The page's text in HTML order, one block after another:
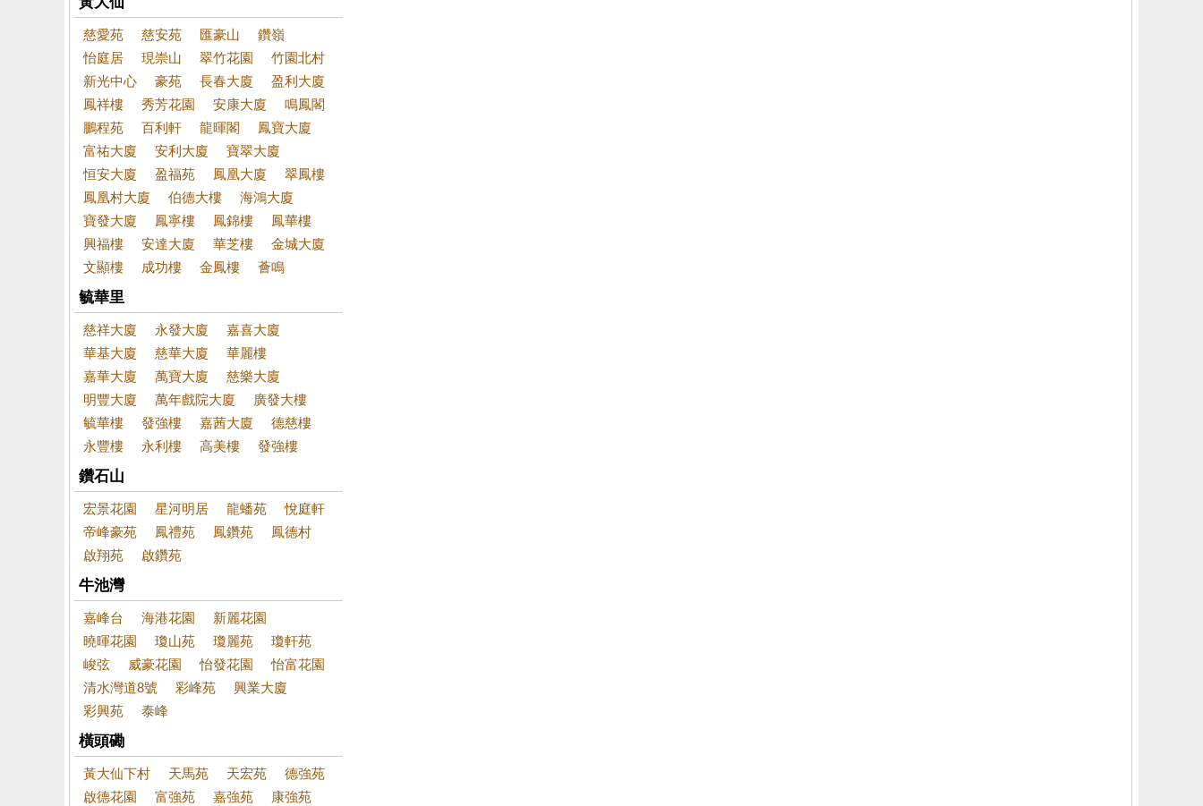
慈愛苑 慈安苑 匯豪山
鑽嶺
怡庭居
現崇山 翠竹花園
竹園北村
新光中心
豪苑 長春大廈
盈利大廈
鳳祥樓
秀芳花園 安康大廈
鳴鳳閣
鵬程苑
百利軒 龍暉閣
鳳寶大廈
富祐大廈
安利大廈
寶翠大廈
恒安大廈
盈福苑 鳳凰大廈
翠鳳樓
鳳凰村大廈
伯德大樓
海鴻大廈
寶發大廈
鳳寧樓 鳳錦樓
鳳華樓
興福樓
安達大廈 華芝樓
金城大廈
文顯樓
成功樓 金鳳樓 薈鳴
毓華里
慈祥大廈 永發大廈
嘉喜大廈
華基大廈
慈華大廈
華麗樓
嘉華大廈
萬寶大廈
慈樂大廈
明豐大廈
萬年戲院大廈
廣發大樓
毓華樓
發強樓 嘉茜大廈
德慈樓
永豐樓
永利樓 高美樓 發強樓
鑽石山
宏景花園 星河明居 龍蟠苑
悅庭軒
帝峰豪苑
鳳禮苑 鳳鑽苑
鳳德村
啟翔苑
啟鑽苑
牛池灣
嘉峰台 海港花園
新麗花園
曉暉花園
瓊山苑 瓊麗苑
瓊軒苑
峻弦
威豪花園 怡發花園
怡富花園
清水灣道8號
彩峰苑
興業大廈
彩興苑
泰峰
橫頭磡
黃大仙下村 天馬苑 天宏苑
德強苑
啟德花園
富強苑 嘉強苑 康強苑